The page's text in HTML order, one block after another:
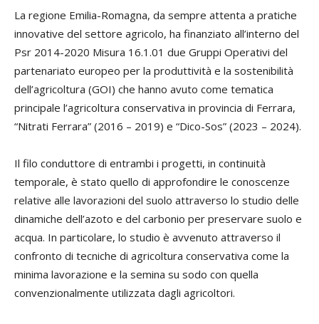
La regione Emilia-Romagna, da sempre attenta a pratiche
innovative del settore agricolo, ha finanziato all’interno del
Psr 2014-2020 Misura 16.1.01 due Gruppi Operativi del
partenariato europeo per la produttività e la sostenibilità
dell’agricoltura (GOI) che hanno avuto come tematica
principale l’agricoltura conservativa in provincia di Ferrara,
“Nitrati Ferrara” (2016 – 2019) e “Dico-Sos” (2023 – 2024).
Il filo conduttore di entrambi i progetti, in continuità
temporale, è stato quello di approfondire le conoscenze
relative alle lavorazioni del suolo attraverso lo studio delle
dinamiche dell’azoto e del carbonio per preservare suolo e
acqua. In particolare, lo studio è avvenuto attraverso il
confronto di tecniche di agricoltura conservativa come la
minima lavorazione e la semina su sodo con quella
convenzionalmente utilizzata dagli agricoltori.